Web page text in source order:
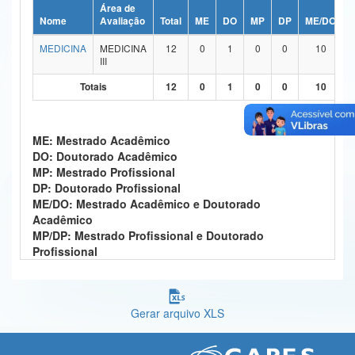
Ministério da Ciência, Tecnologia, Inovações e Comunicações
Ministério do Meio Ambiente
Ministério do Turismo
Controladoria-Geral da União
Ministério da Mulher, da Família e dos Direitos Humanos
Secretaria-Geral
Secretaria de Governo
Banco Central do Brasil
Nome
Área de
Avaliação
Total ME DO MP DP ME/DO
MEDICINA
MEDICINA
III
12 0 1 0 0 10
Totais 12 0 1 0 0 10
ME: Mestrado Acadêmico
DO: Doutorado Acadêmico
MP: Mestrado Profissional
DP: Doutorado Profissional
ME/DO: Mestrado Acadêmico e Doutorado
Acadêmico
MP/DP: Mestrado Profissional e Doutorado
Profissional
Gerar arquivo XLS